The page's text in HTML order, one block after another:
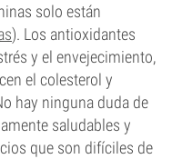
solo están
). Los antioxidantes
y el envejecimiento,
el colesterol y
hay ninguna duda de
saludables y
que son difíciles de